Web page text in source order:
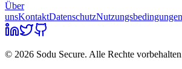
Über
unsKontaktDatenschutzNutzungsbedingungen
© 2026 Sodu Secure. Alle Rechte